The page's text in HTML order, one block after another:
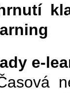
e-